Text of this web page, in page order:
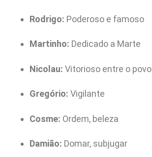
Rodrigo: Poderoso e famoso
Martinho: Dedicado a Marte
Nicolau: Vitorioso entre o povo
Gregório: Vigilante
Cosme: Ordem, beleza
Damião: Domar, subjugar